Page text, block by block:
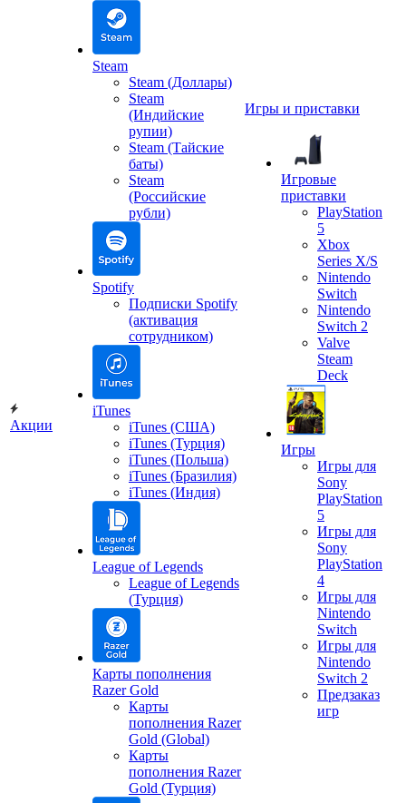
Акции
Steam
Steam (Доллары)
Steam
(Индийские
рупии)
Steam (Тайские
баты)
Steam
(Российские
рубли)
Spotify
Подписки Spotify
(активация
сотрудником)
iTunes
iTunes (США)
iTunes (Турция)
iTunes (Польша)
iTunes (Бразилия)
iTunes (Индия)
League of Legends
League of Legends
(Турция)
Карты пополнения
Razer Gold
Карты
пополнения Razer
Gold (Global)
Карты
пополнения Razer
Gold (Турция)
Игры и приставки
Игровые
приставки
PlayStation
5
Xbox
Series X/S
Nintendo
Switch
Nintendo
Switch 2
Valve
Steam
Deck
Игры
Игры для
Sony
PlayStation
5
Игры для
Sony
PlayStation
4
Игры для
Nintendo
Switch
Игры для
Nintendo
Switch 2
Предзаказ
игр